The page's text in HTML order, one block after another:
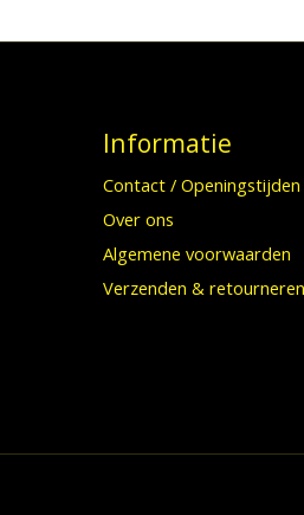
Informatie
Contact / Openingstijden
Over ons
Algemene voorwaarden
Verzenden & retourneren